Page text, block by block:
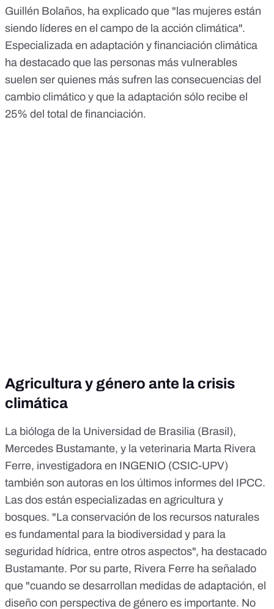
Guillén Bolaños, ha explicado que "las mujeres están
siendo líderes en el campo de la acción climática".
Especializada en adaptación y financiación climática
ha destacado que las personas más vulnerables
suelen ser quienes más sufren las consecuencias del
cambio climático y que la adaptación sólo recibe el
25% del total de financiación.
Agricultura y género ante la crisis
climática
La bióloga de la Universidad de Brasilia (Brasil),
Mercedes Bustamante, y la veterinaria Marta Rivera
Ferre, investigadora en INGENIO (CSIC-UPV)
también son autoras en los últimos informes del IPCC.
Las dos están especializadas en agricultura y
bosques. "La conservación de los recursos naturales
es fundamental para la biodiversidad y para la
seguridad hídrica, entre otros aspectos", ha destacado
Bustamante. Por su parte, Rivera Ferre ha señalado
que "cuando se desarrollan medidas de adaptación, el
diseño con perspectiva de género es importante. No